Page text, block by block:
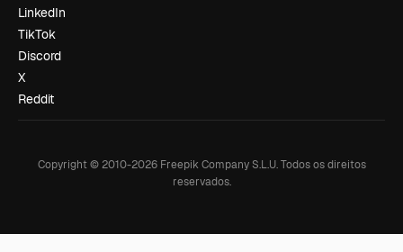
LinkedIn
TikTok
Discord
X
Reddit
Copyright © 2010-2026Freepik Company S.L.U. Todos os direitos
reservados.